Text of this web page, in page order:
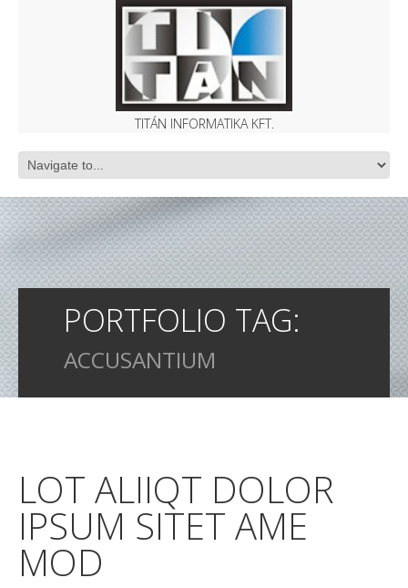
TITÁN INFORMATIKA KFT.
PORTFOLIO TAG:
ACCUSANTIUM
LOT ALIIQT DOLOR
IPSUM SITET AME
MOD